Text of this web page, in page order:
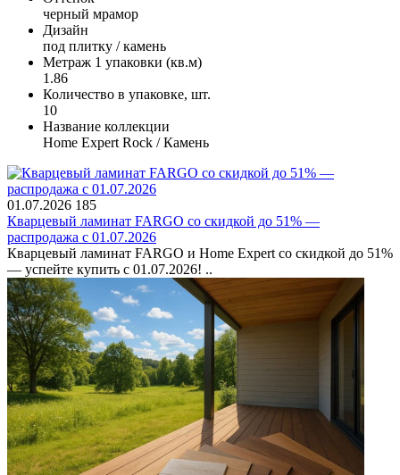
черный мрамор
Дизайн
под плитку / камень
Метраж 1 упаковки (кв.м)
1.86
Количество в упаковке, шт.
10
Название коллекции
Home Expert Rock / Камень
01.07.2026 185
Кварцевый ламинат FARGO со скидкой до 51% —
распродажа с 01.07.2026
Кварцевый ламинат FARGO и Home Expert со скидкой до 51%
— успейте купить с 01.07.2026! ..